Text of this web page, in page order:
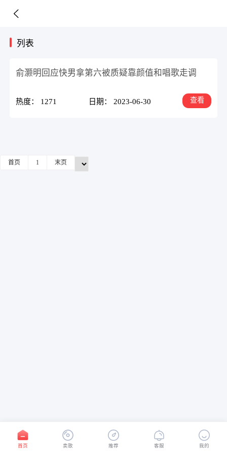
列表
俞灏明回应快男拿第六被质疑靠颜值和唱歌走调
热度： 1271 日期： 2023-06-30 查看
首页 1 末页
首页 卖歌 推荐 客服 我的